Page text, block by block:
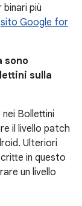
più
sito Google for
sono
sulla
Bollettini
il livello patch
Ulteriori
in questo
un livello